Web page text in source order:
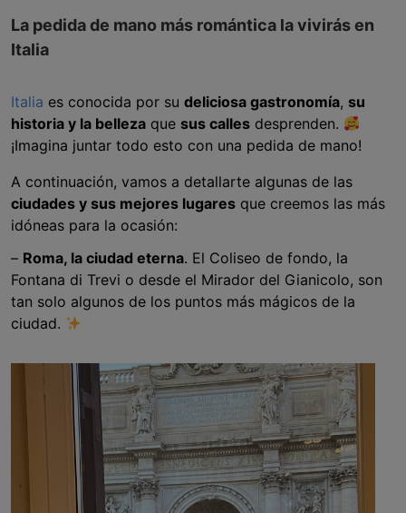
La pedida de mano más romántica la vivirás en
Italia
Italia es conocida por su deliciosa gastronomía, su
historia y la belleza que sus calles desprenden.
¡Imagina juntar todo esto con una pedida de mano!
A continuación, vamos a detallarte algunas de las
ciudades y sus mejores lugares que creemos las más
idóneas para la ocasión:
– Roma, la ciudad eterna. El Coliseo de fondo, la
Fontana di Trevi o desde el Mirador del Gianicolo, son
tan solo algunos de los puntos más mágicos de la
ciudad.